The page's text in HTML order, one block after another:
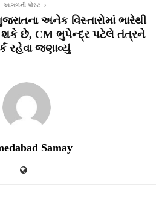
આગળની પોસ્ટ
અનેક વિસ્તારોમાં ભારેથી
શકે છે, CM ભુપેન્દ્ર પટેલે તંત્રને
રહેવા જણાવ્યું
Samay